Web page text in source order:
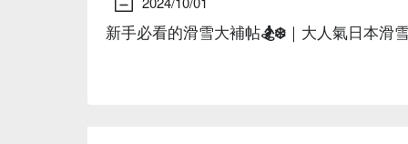
新手必看的滑雪大補帖🏂❄️｜大人氣日本滑